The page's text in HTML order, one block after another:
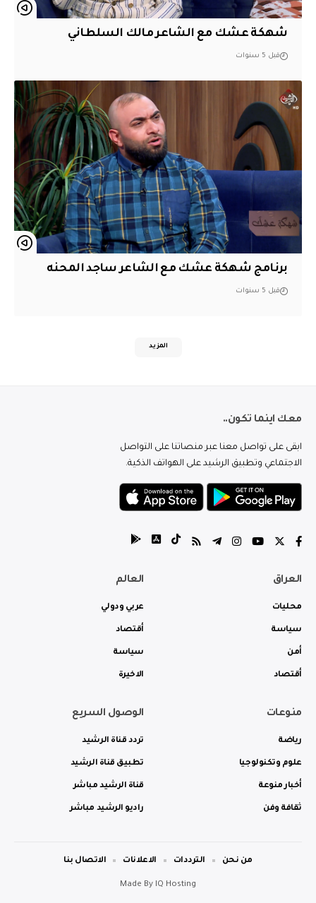
شهكة عشك مع الشاعر مالك السلطاني
قبل 5 سنوات
برنامج شهكة عشك مع الشاعر ساجد المحنه
قبل 5 سنوات
المزيد
معك اينما تكون..
ابقى على تواصل معنا عبر منصاتنا على التواصل
الاجتماعي وتطبيق الرشيد على الهواتف الذكية.
العراق
محليات
سياسة
أمن
أقتصاد
العالم
عربي ودولي
أقتصاد
سياسة
الاخيرة
منوعات
رياضة
علوم وتكنولوجيا
أخبار منوعة
ثقافة وفن
الوصول السريع
تردد قناة الرشيد
تطبيق قناة الرشيد
قناة الرشيد مباشر
راديو الرشيد مباشر
Made By IQ Hosting
من نحن الترددات الاعلانات الاتصال بنا